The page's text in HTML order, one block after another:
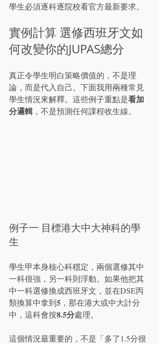
學生必須逐科逐院校看官方最新要求。
實例計算 選修西班牙文如
何改變你的JUPAS總分
真正令學生明白策略價值的，不是理
論，而是代入自己。下面我用兩種常見
學生情況來解釋。這些例子重點是看加
分邏輯 ，不是預測任何課程收生線。
例子一 目標港大中大神科的學
生
學生甲本身核心科穩定，兩個選修其中
一科很強，另一科則浮動。如果他把其
中一科選修換成西班牙文，並在DSE丙
類換算中拿到5 ，那在港大或中大計分
中，這科會按8.5分處理。
這個情況最重要的，不是「多了1.5分很